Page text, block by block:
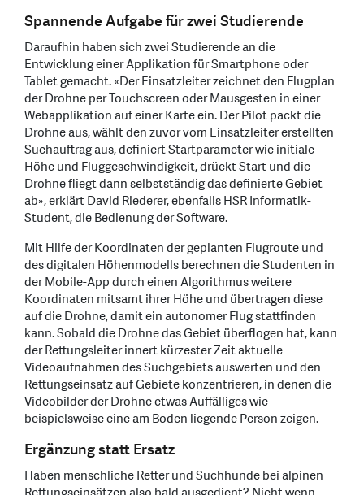
Spannende Aufgabe für zwei Studierende
Daraufhin haben sich zwei Studierende an die
Entwicklung einer Applikation für Smartphone oder
Tablet gemacht. «Der Einsatzleiter zeichnet den Flugplan
der Drohne per Touchscreen oder Mausgesten in einer
Webapplikation auf einer Karte ein. Der Pilot packt die
Drohne aus, wählt den zuvor vom Einsatzleiter erstellten
Suchauftrag aus, definiert Startparameter wie initiale
Höhe und Fluggeschwindigkeit, drückt Start und die
Drohne fliegt dann selbstständig das definierte Gebiet
ab», erklärt David Riederer, ebenfalls HSR Informatik-
Student, die Bedienung der Software.
Mit Hilfe der Koordinaten der geplanten Flugroute und
des digitalen Höhenmodells berechnen die Studenten in
der Mobile-App durch einen Algorithmus weitere
Koordinaten mitsamt ihrer Höhe und übertragen diese
auf die Drohne, damit ein autonomer Flug stattfinden
kann. Sobald die Drohne das Gebiet überflogen hat, kann
der Rettungsleiter innert kürzester Zeit aktuelle
Videoaufnahmen des Suchgebiets auswerten und den
Rettungseinsatz auf Gebiete konzentrieren, in denen die
Videobilder der Drohne etwas Auffälliges wie
beispielsweise eine am Boden liegende Person zeigen.
Ergänzung statt Ersatz
Haben menschliche Retter und Suchhunde bei alpinen